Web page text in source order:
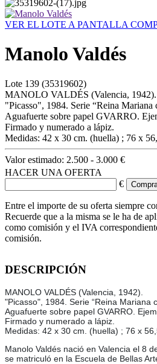
VER EL LOTE A PANTALLA
Manolo Valdés
Lote 139 (35319602)
MANOLO VALDÉS (Valencia, 1942).
"Picasso", 1984. Serie “Reina Mariana
Aguafuerte sobre papel GVARRO.
Firmado y numerado a lápiz.
Medidas: 42 x 30 cm. (huella) ; 76 x
Valor estimado: 2.500 - 3.000 €
HACER UNA OFERTA
€
Entre el importe de su oferta siempre
Recuerde que a la misma se le ha de
como comisión y el IVA
comisión.
DESCRIPCIÓN
MANOLO VALDÉS (Valencia, 1942).
"Picasso", 1984. Serie “Reina Mariana
Aguafuerte sobre papel GVARRO.
Firmado y numerado a lápiz.
Medidas: 42 x 30 cm. (huella) ; 76 x
Manolo Valdés nació en Valencia el 8
se matriculó en la Escuela de Bellas